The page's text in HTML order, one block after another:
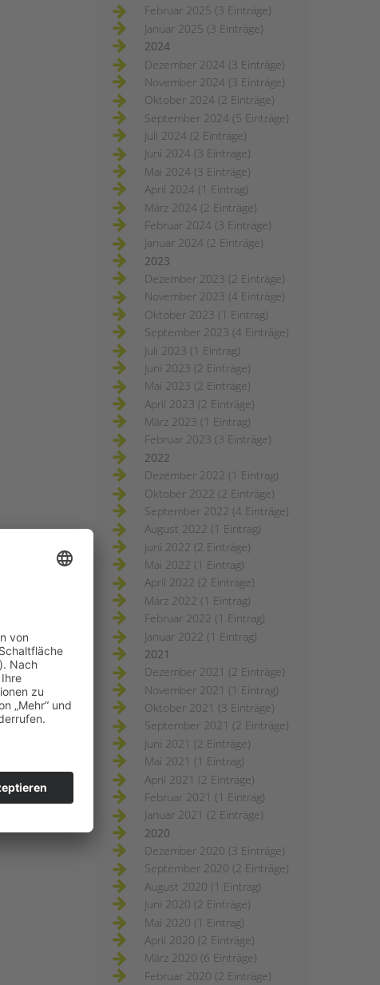
Februar 2025 (3 Einträge)
Januar 2025 (3 Einträge)
2024
Dezember 2024 (3 Einträge)
November 2024 (3 Einträge)
Oktober 2024 (2 Einträge)
September 2024 (5 Einträge)
Juli 2024 (2 Einträge)
Juni 2024 (3 Einträge)
Mai 2024 (3 Einträge)
April 2024 (1 Eintrag)
März 2024 (2 Einträge)
Februar 2024 (3 Einträge)
Januar 2024 (2 Einträge)
2023
Dezember 2023 (2 Einträge)
November 2023 (4 Einträge)
Oktober 2023 (1 Eintrag)
September 2023 (4 Einträge)
Juli 2023 (1 Eintrag)
Juni 2023 (2 Einträge)
Mai 2023 (2 Einträge)
April 2023 (2 Einträge)
März 2023 (1 Eintrag)
Februar 2023 (3 Einträge)
2022
Dezember 2022 (1 Eintrag)
Oktober 2022 (2 Einträge)
September 2022 (4 Einträge)
August 2022 (1 Eintrag)
Juni 2022 (2 Einträge)
Mai 2022 (1 Eintrag)
April 2022 (2 Einträge)
März 2022 (1 Eintrag)
Februar 2022 (1 Eintrag)
Januar 2022 (1 Eintrag)
2021
Dezember 2021 (2 Einträge)
November 2021 (1 Eintrag)
Oktober 2021 (3 Einträge)
September 2021 (2 Einträge)
Juni 2021 (2 Einträge)
Mai 2021 (1 Eintrag)
April 2021 (2 Einträge)
Februar 2021 (1 Eintrag)
Januar 2021 (2 Einträge)
2020
Dezember 2020 (3 Einträge)
September 2020 (2 Einträge)
August 2020 (1 Eintrag)
Juni 2020 (2 Einträge)
Mai 2020 (1 Eintrag)
April 2020 (2 Einträge)
März 2020 (6 Einträge)
Februar 2020 (2 Einträge)